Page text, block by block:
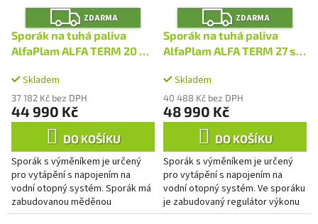
Z
D
A
R
M
ZDARMA
Sporák na tuhá paliva
AlfaPlam ALFA TERM 20 s
červený/pravý
Skladem
37 182 Kč bez DPH
44 990 Kč
DO KOŠÍKU
Sporák s výměníkem je určený
pro vytápění s napojením na
vodní otopný systém. Sporák má
zabudovanou měděnou
ochlazovací smyčku, která
Z
D
A
R
M
ZDARMA
Sporák na tuhá paliva
AlfaPlam ALFA TERM 27 s
Skladem
40 488 Kč bez DPH
48 990 Kč
DO KOŠÍKU
Sporák s výměníkem je určený
pro vytápění s napojením na
vodní otopný systém. Ve sporáku
je zabudovaný regulátor výkonu
do topné soustavy. Regulace